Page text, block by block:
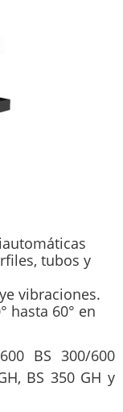
tubos y
vibraciones.
hasta 60° en
BS 300/600
BS 350 GH y